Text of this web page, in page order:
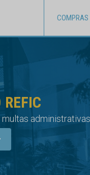
COMPRAS
digital do TCE MS